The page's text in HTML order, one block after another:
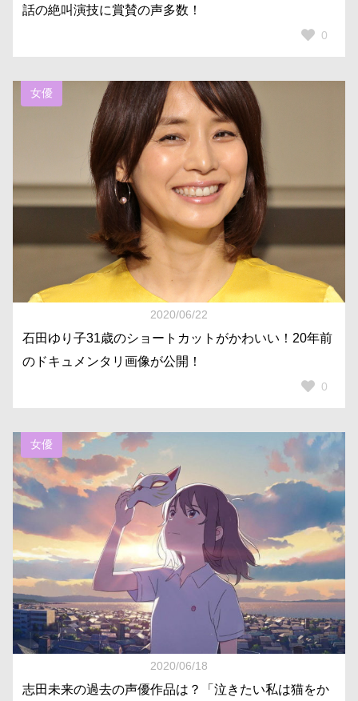
話の絶叫演技に賞賛の声多数！
0
女優
2020/06/22
石田ゆり子31歳のショートカットがかわいい！20年前
のドキュメンタリ画像が公開！
0
女優
2020/06/18
志田未来の過去の声優作品は？「泣きたい私は猫をか